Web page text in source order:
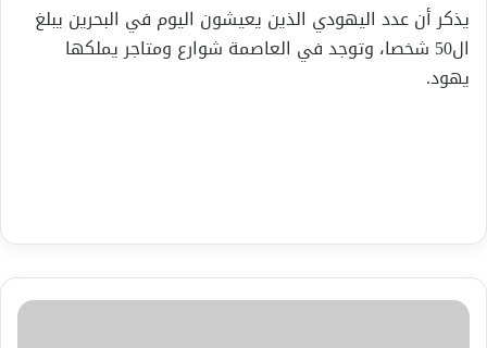
يذكر أن عدد اليهودي الذين يعيشون اليوم في البحرين يبلغ
ال50 شخصا، وتوجد في العاصمة شوارع ومتاجر يملكها
يهود.
,,القطان,,وبسمه,,